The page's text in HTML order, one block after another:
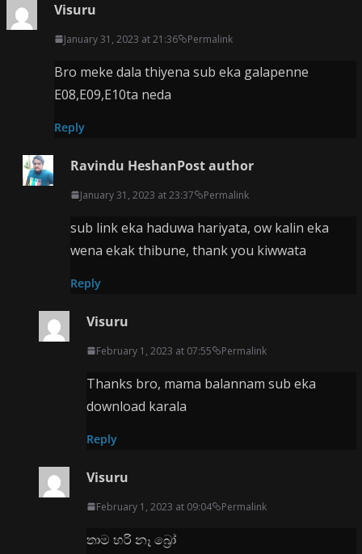
Visuru
January 31, 2023 at 21:36 Permalink
Bro meke dala thiyena sub eka galapenne
E08,E09,E10ta neda
Reply
Ravindu HeshanPost author
January 31, 2023 at 23:37 Permalink
sub link eka haduwa hariyata, ow kalin eka
wena ekak thibune, thank you kiwwata
Reply
Visuru
February 1, 2023 at 07:55 Permalink
Thanks bro, mama balannam sub eka
download karala
Reply
Visuru
February 1, 2023 at 09:04 Permalink
තාම හරි නෑ බ්‍රෝ